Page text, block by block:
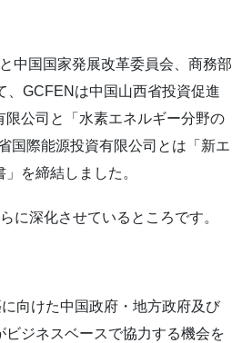
中国国家発展改革委員会、商務部
、GCFENは中国山西省投資促進
公司と「水素エネルギー分野の
国際能源投資有限公司とは「新エ
を締結しました。
深化させているところです。
向けた中国政府・地方政府及び
ジネスベースで協力する機会を